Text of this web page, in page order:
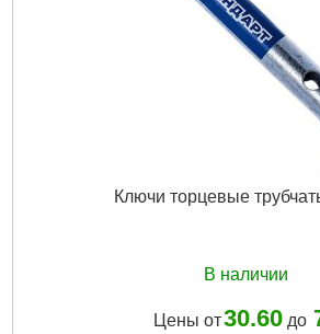
Ключи торцевые
В наличии
Цены от30.60до